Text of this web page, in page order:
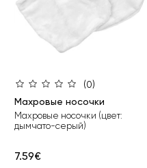
(0)
Махровые носочки
Махровые носочки (цвет:
дымчато-серый)
7.59€